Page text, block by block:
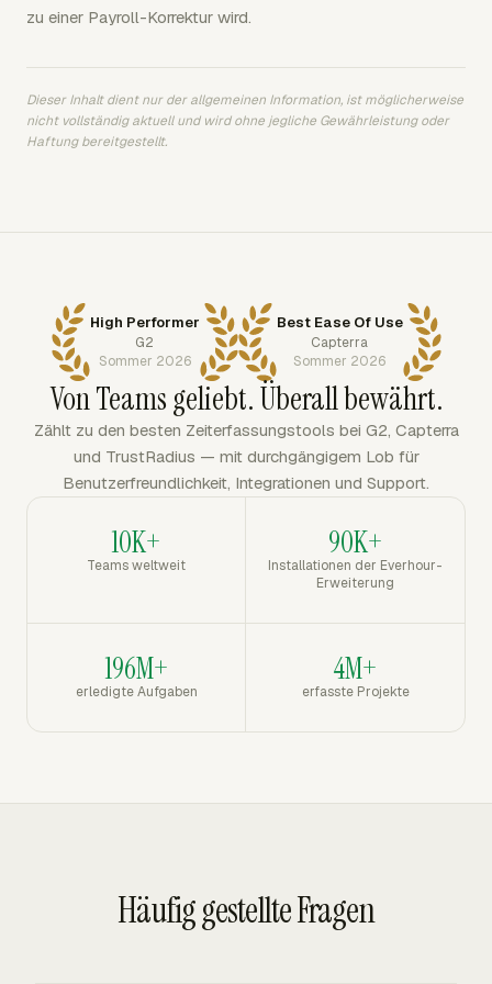
zu einer Payroll-Korrektur wird.
Dieser Inhalt dient nur der allgemeinen Information, ist möglicherweise
nicht vollständig aktuell und wird ohne jegliche Gewährleistung oder
Haftung bereitgestellt.
High Performer
G2
Sommer 2026
Best Ease Of Use
Capterra
Sommer 2026
Von Teams geliebt. Überall bewährt.
Zählt zu den besten Zeiterfassungstools bei G2, Capterra
und TrustRadius — mit durchgängigem Lob für
Benutzerfreundlichkeit, Integrationen und Support.
10K+
Teams weltweit
90K+
Installationen der Everhour-
Erweiterung
196M+
erledigte Aufgaben
4M+
erfasste Projekte
Häufig gestellte Fragen